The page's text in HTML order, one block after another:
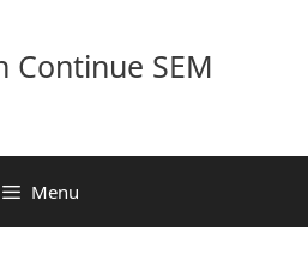
Continue SEM
Menu